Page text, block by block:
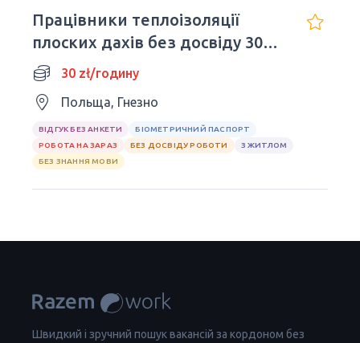
Працівники теплоізоляції
плоских дахів без досвіду 30
zl/h (netto)!
30 zł/годину
Польща, Гнезно
ВІДГУК БЕЗ АНКЕТИ
БІОМЕТРИЧНИЙ ПАСПОРТ
РОБОТА НА ЗАРАЗ
БЕЗ ДОСВІДУ РОБОТИ
З ЖИТЛОМ
БЕЗ ЗНАННЯ МОВИ
Швидкий і зручний пошук вакансій за кордоном без